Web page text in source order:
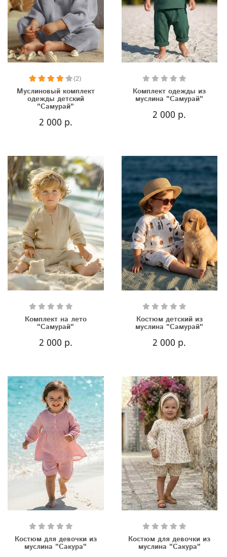
Муслиновый комплект
одежды детский
"Самурай"
(2)
2 000 р.
Комплект одежды из
муслина "Самурай"
2 000 р.
Комплект на лето
"Самурай"
2 000 р.
Костюм детский из
муслина "Самурай"
2 000 р.
Костюм для девочки из
муслина "Сакура"
Костюм для девочки из
муслина "Сакура"